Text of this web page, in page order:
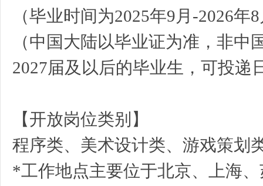
（毕业时间为2025年9月-2026年
（中国大陆以毕业证为准，非
2027届及以后的毕业生，可投递
【开放岗位类别】
程序类、美术设计类、游戏策划
*工作地点主要位于北京、上海